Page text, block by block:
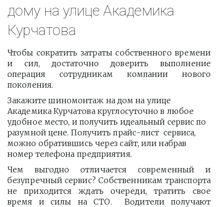
дому на улице Академика
Курчатова
Чтобы сократить затраты собственного времени
и сил, достаточно доверить выполнение
операция сотрудникам компании нового
поколения.
Закажите шиномонтаж на дом на улице
Академика Курчатова круглосуточно в любое
удобное место, и получить идеальный сервис по
разумной цене. Получить прайс-лист  сервиса,
можно обратившись через сайт, или набрав
номер телефона предприятия.
Чем выгодно отличается современный и
безупречный сервис? Собственникам транспорта
не приходится ждать очереди, тратить свое
время и силы на СТО. Водители получают